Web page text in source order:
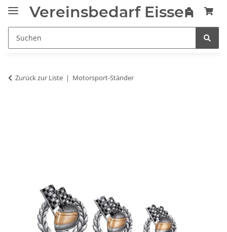
Vereinsbedarf Eissen
Zurück zur Liste Motorsport-Ständer